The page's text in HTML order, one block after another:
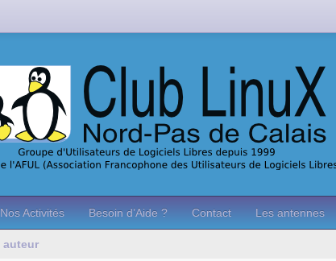
Nos Activités Besoin d’Aide ? Contact Les antennes
auteur